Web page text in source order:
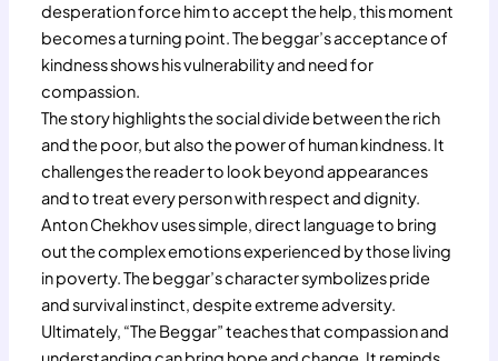
desperation force him to accept the help, this moment
becomes a turning point. The beggar’s acceptance of
kindness shows his vulnerability and need for
compassion.
The story highlights the social divide between the rich
and the poor, but also the power of human kindness. It
challenges the reader to look beyond appearances
and to treat every person with respect and dignity.
Anton Chekhov uses simple, direct language to bring
out the complex emotions experienced by those living
in poverty. The beggar’s character symbolizes pride
and survival instinct, despite extreme adversity.
Ultimately, “The Beggar” teaches that compassion and